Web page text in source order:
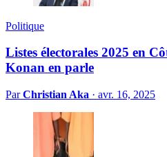
Politique
Listes électorales 2025 en
Konan en parle
ParChristian Aka · avr. 16, 2025